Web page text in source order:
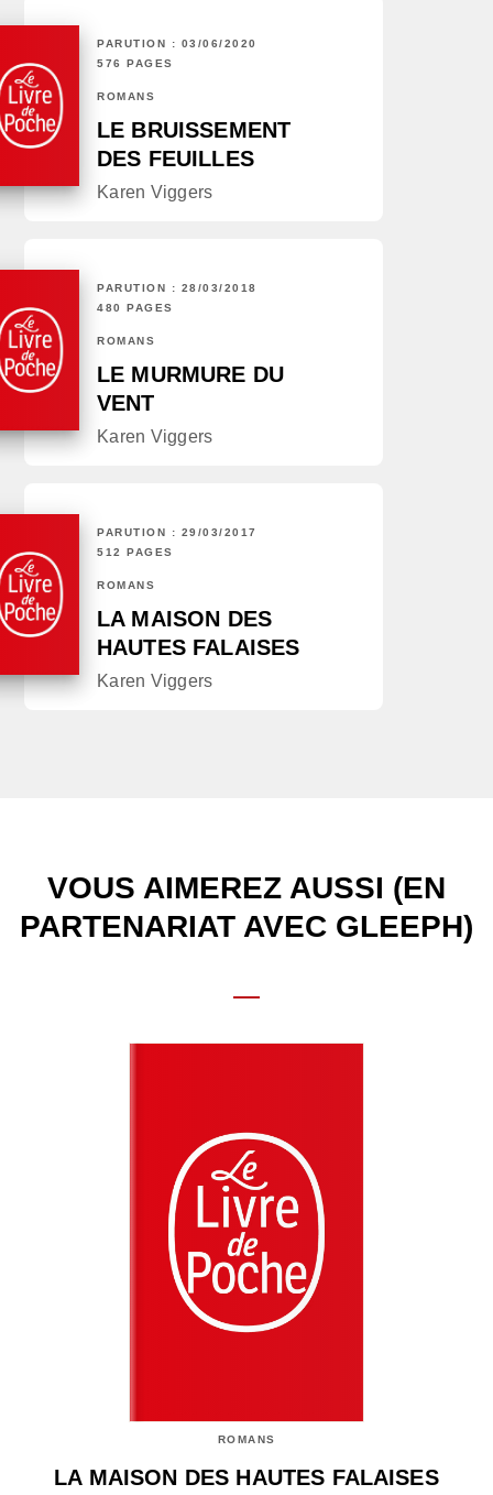
PARUTION : 03/06/2020
576 PAGES
ROMANS
LE BRUISSEMENT
DES FEUILLES
Karen Viggers
PARUTION : 28/03/2018
480 PAGES
ROMANS
LE MURMURE DU
VENT
Karen Viggers
PARUTION : 29/03/2017
512 PAGES
ROMANS
LA MAISON DES
HAUTES FALAISES
Karen Viggers
VOUS AIMEREZ AUSSI (EN
PARTENARIAT AVEC GLEEPH)
ROMANS
LA MAISON DES HAUTES FALAISES